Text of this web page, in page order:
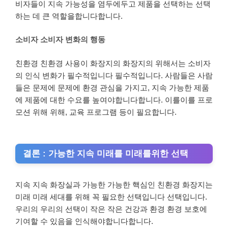
비자들이 지속 가능성을 염두에두고 제품을 선택하는 선택
하는 데 큰 역할을합니다합니다.
소비자 소비자 변화의 행동
친환경 친환경 사용이 화장지의 화장지의 위해서는 소비자
의 인식 변화가 필수적입니다 필수적입니다. 사람들은 사람
들은 문제에 문제에 환경 관심을 가지고, 지속 가능한 제품
에 제품에 대한 수요를 높여야합니다합니다. 이를이를 프로
모션 위해 위해, 교육 프로그램 등이 필요합니다.
결론 : 가능한 지속 미래를 미래를위한 선택
지속 지속 화장실과 가능한 가능한 핵심인 친환경 화장지는
미래 미래 세대를 위해 꼭 필요한 선택입니다 선택입니다.
우리의 우리의 선택이 작은 작은 건강과 환경 환경 보호에
기여할 수 있음을 인식해야합니다합니다.